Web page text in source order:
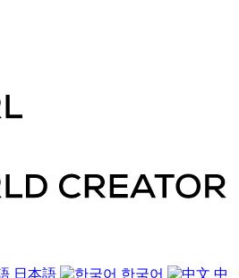
日本語 한국어
中